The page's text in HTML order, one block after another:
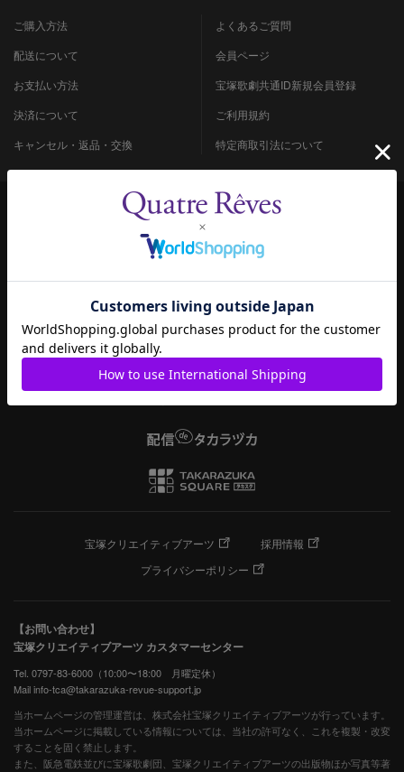
ご購入方法
配送について
お支払い方法
決済について
キャンセル・返品・交換
よくあるご質問
会員ページ
宝塚歌劇共通ID新規会員登録
ご利用規約
特定商取引法について
宝塚クリエイティブアーツ
採用情報
プライバシーポリシー
【お問い合わせ】
宝塚クリエイティブアーツ カスタマーセンター
Tel. 0797-83-6000（10:00〜18:00 月曜定休）
Mail info-tca@takarazuka-revue-support.jp
当ホームページの管理運営は、株式会社宝塚クリエイティブアーツが行っています。
当ホームページに掲載している情報については、当社の許可なく、これを複製・改変
することを固く禁止します。
また、阪急電鉄並びに宝塚歌劇団、宝塚クリエイティブアーツの出版物ほか写真等著